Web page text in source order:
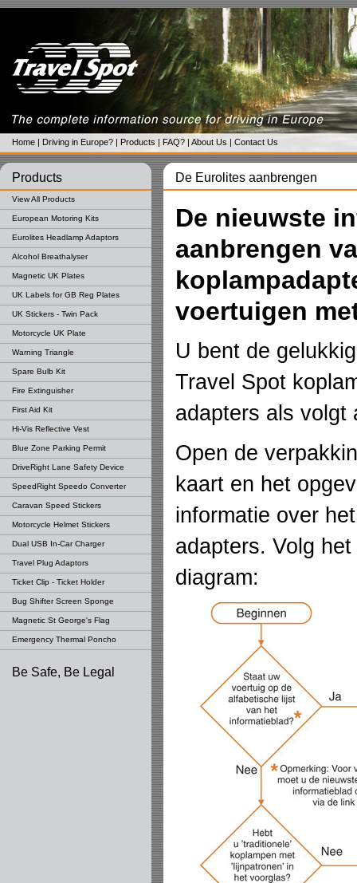
Home | Driving in Europe? | Products | FAQ? | About Us | Contact Us
Products De Eurolites aanbrengen
View All Products
European Motoring Kits
Eurolites Headlamp Adaptors
Alcohol Breathalyser
Magnetic UK Plates
UK Labels for GB Reg Plates
UK Stickers - Twin Pack
Motorcycle UK Plate
Warning Triangle
Spare Bulb Kit
Fire Extinguisher
First Aid Kit
Hi-Vis Reflective Vest
Blue Zone Parking Permit
DriveRight Lane Safety Device
SpeedRight Speedo Converter
Caravan Speed Stickers
Motorcycle Helmet Stickers
Dual USB In-Car Charger
Travel Plug Adaptors
Ticket Clip - Ticket Holder
Bug Shifter Screen Sponge
Magnetic St George's Flag
Emergency Thermal Poncho
Be Safe, Be Legal
De nieuwste
aanbrengen
voertuigen
U bent de
Travel Spot
adapters als volgt
Open de
kaart en het
informatie over
adapters. Volg
diagram: